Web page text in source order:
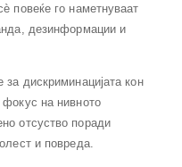
повеќе го наметнуваат
дезинформации и
дискриминацијата кон
на нивното
отсуство поради
и повреда.